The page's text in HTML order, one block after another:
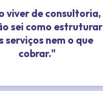
viver de consultoria,
sei como estruturar
serviços nem o que
cobrar."